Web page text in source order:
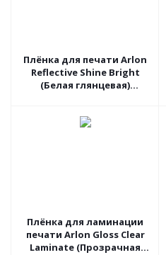
Плёнка для печати Arlon
Reflective Shine Bright
(Белая глянцевая)
Плёнка для ламинации
печати Arlon Gloss Clear
Laminate (Прозрачная